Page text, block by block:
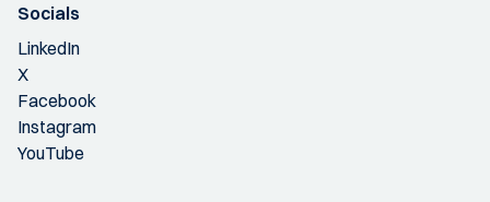
Socials
LinkedIn
X
Facebook
Instagram
YouTube